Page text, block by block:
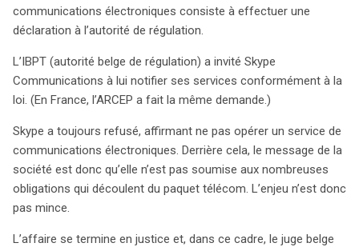
communications électroniques consiste à effectuer une
déclaration à l’autorité de régulation.
L’IBPT (autorité belge de régulation) a invité Skype
Communications à lui notifier ses services conformément à la
loi. (En France, l’ARCEP a fait la même demande.)
Skype a toujours refusé, affirmant ne pas opérer un service de
communications électroniques. Derrière cela, le message de la
société est donc qu’elle n’est pas soumise aux nombreuses
obligations qui découlent du paquet télécom. L’enjeu n’est donc
pas mince.
L’affaire se termine en justice et, dans ce cadre, le juge belge